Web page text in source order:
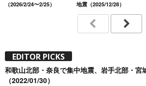
（2026/2/24〜2/25）
地震（2025/12/28）
EDITOR PICKS
和歌山北部・奈良で集中地震、岩手北部・宮
（2022/01/30）